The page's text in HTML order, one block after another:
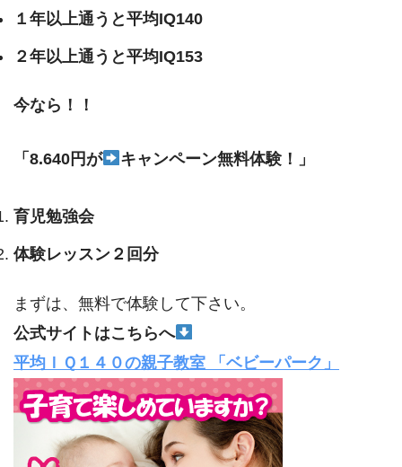
１年以上通うと平均IQ140
２年以上通うと平均IQ153
今なら！！
「8.640円が キャンペーン無料体験！」
育児勉強会
体験レッスン２回分
まずは、無料で体験して下さい。
公式サイトはこちらへ
平均ＩＱ１４０の親子教室 「ベビーパーク」